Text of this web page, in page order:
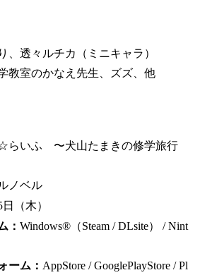
、透々ルチカ（ミニキャラ）
教室のかなえ先生、ズズ、他
らいふ 〜犬山たまきの修学旅行
ノベル
（木）
： Windows®（Steam / DLsite） / Nint
ーム： AppStore / GooglePlayStore / Pl